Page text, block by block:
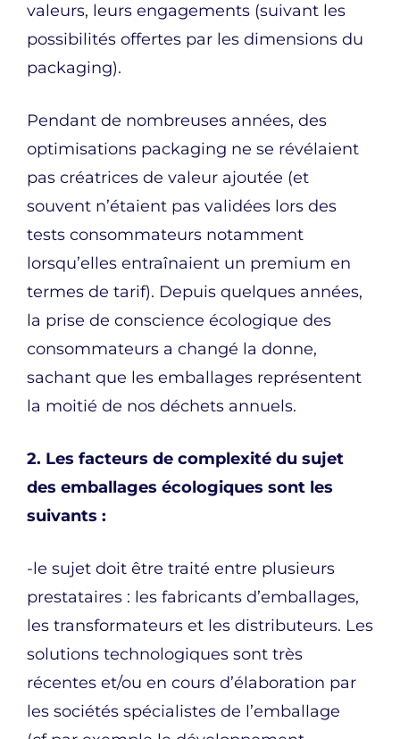
valeurs, leurs engagements (suivant les
possibilités offertes par les dimensions du
packaging).
Pendant de nombreuses années, des
optimisations packaging ne se révélaient
pas créatrices de valeur ajoutée (et
souvent n’étaient pas validées lors des
tests consommateurs notamment
lorsqu’elles entraînaient un premium en
termes de tarif). Depuis quelques années,
la prise de conscience écologique des
consommateurs a changé la donne,
sachant que les emballages représentent
la moitié de nos déchets annuels.
2. Les facteurs de complexité du sujet
des emballages écologiques sont les
suivants :
-le sujet doit être traité entre plusieurs
prestataires : les fabricants d’emballages,
les transformateurs et les distributeurs. Les
solutions technologiques sont très
récentes et/ou en cours d’élaboration par
les sociétés spécialistes de l’emballage